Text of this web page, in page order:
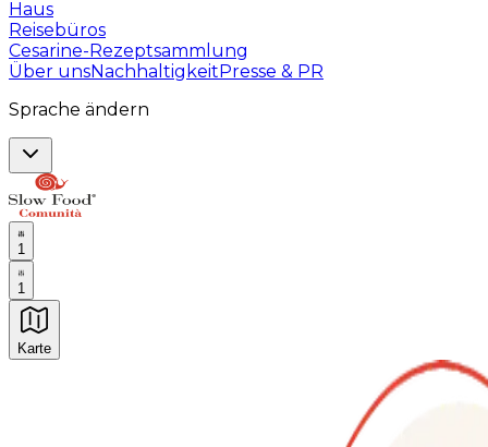
Haus
Reisebüros
Cesarine-Rezeptsammlung
Über unsNachhaltigkeitPresse & PR
Sprache ändern
1
1
Karte
Unvergessliche kulinarische Erlebnisse: